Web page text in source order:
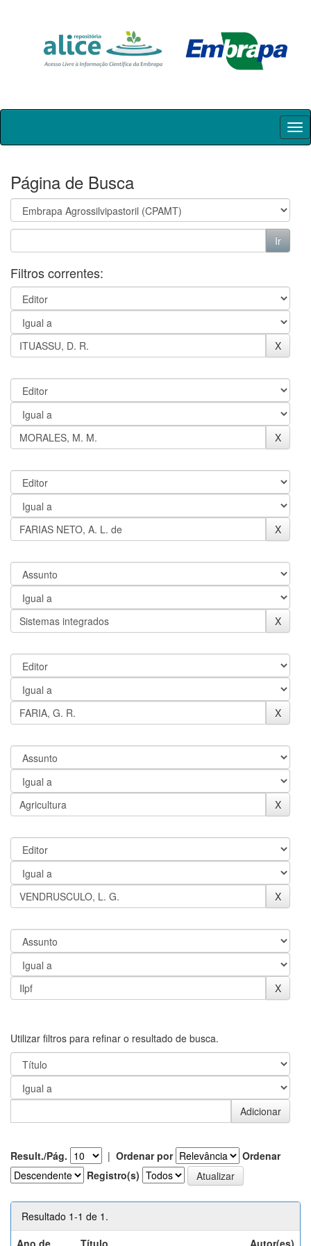
Skip
Página de Busca
Filtros correntes:
Utilizar filtros para refinar o resultado de busca.
Result./Pág. | Ordenar por
Ordenar
Registro(s)
Resultado 1-1 de 1.
Ano de
Título Autor(es)